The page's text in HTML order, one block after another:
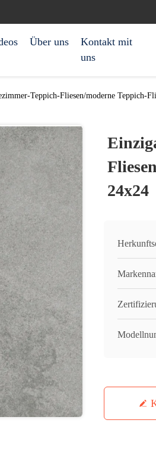
Über uns
Kontakt mit
uns
Teppich-Fliesen/moderne Teppich-
24x24